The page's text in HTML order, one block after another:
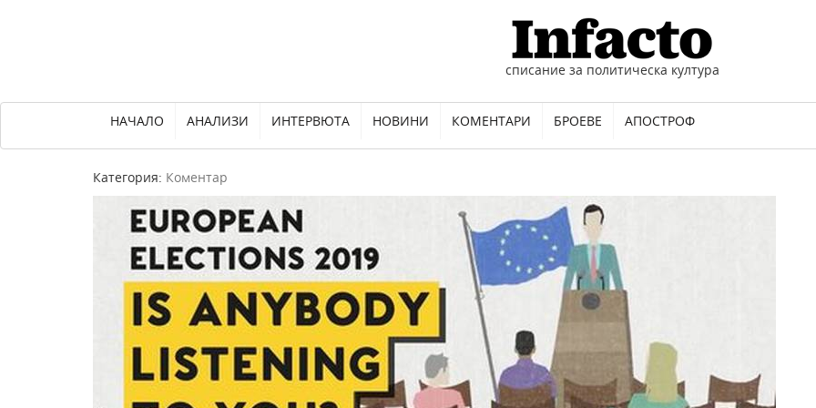
списание за политическа култура
НАЧАЛО АНАЛИЗИ ИНТЕРВЮТА НОВИНИ КОМЕНТАРИ БРОЕВЕ АПОСТРОФ
Категория: Коментар